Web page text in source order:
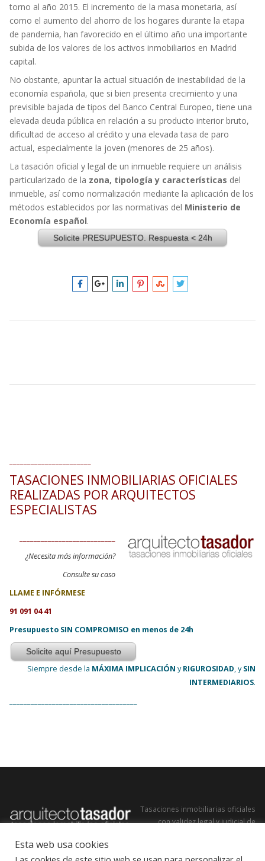
torno al año 2015. El incremento de la masa monetaria, así
como el aumento del ahorro de los hogares durante la etapa
de pandemia, han favorecido en el último año una importante
subida de los valores de los activos inmobiliarios en Madrid
capital.
No obstante, apuntar la actual situación de inestabilidad de la
economía española, que si bien presenta crecimiento y una
previsible bajada de tipos del Banco Central Europeo, tiene una
elevada deuda pública en relación a su producto interior bruto,
dificultad de acceso al crédito y una elevada tasa de paro
actual, especialmente la joven (menores de 25 años).
La tasación oficial y legal de un inmueble requiere un análisis
particularizado de la zona, tipología y características del
inmueble, así como normalización mediante la aplicación de los
métodos establecidos por las normativas del Ministerio de
Economía español.
Solicite PRESUPUESTO. Respuesta < 24h
TASACIONES INMOBILIARIAS OFICIALES
REALIZADAS POR ARQUITECTOS
ESPECIALISTAS
¿Necesita más información?
Consulte su caso
LLAME E INFÓRMESE
91 091 04 41
Presupuesto SIN COMPROMISO en menos de 24h
Solicite aquí Presupuesto
Siempre desde la MÁXIMA IMPLICACIÓN yRIGUROSIDAD, ySIN
INTERMEDIARIOS.
Tasaciones inmobiliarias oficiales
con validez legal y judicial de
arquitectos tasadores colegiados,
Esta web usa cookies